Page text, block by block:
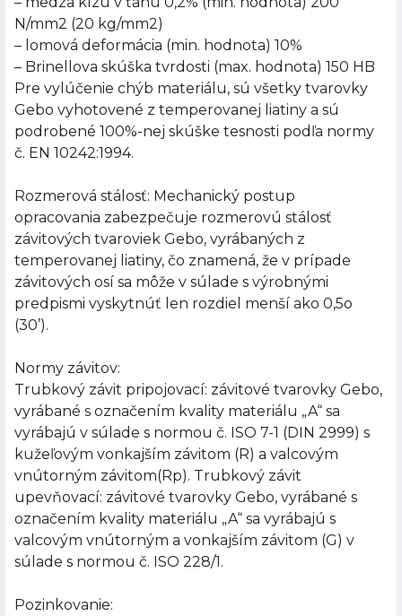
N/mm2 (20 kg/mm2)
– lomová deformácia (min. hodnota) 10%
– Brinellova skúška tvrdosti (max. hodnota) 150 HB
Pre vylúčenie chýb materiálu, sú všetky tvarovky
Gebo vyhotovené z temperovanej liatiny a sú
podrobené 100%-nej skúške tesnosti podľa normy
č. EN 10242:1994.
Rozmerová stálosť: Mechanický postup
opracovania zabezpečuje rozmerovú stálosť
závitových tvaroviek Gebo, vyrábaných z
temperovanej liatiny, čo znamená, že v prípade
závitových osí sa môže v súlade s výrobnými
predpismi vyskytnúť len rozdiel menší ako 0,5o
(30’).
Normy závitov:
Trubkový závit pripojovací: závitové tvarovky Gebo,
vyrábané s označením kvality materiálu „A“ sa
vyrábajú v súlade s normou č. ISO 7-1 (DIN 2999) s
kužeľovým vonkajším závitom (R) a valcovým
vnútorným závitom(Rp). Trubkový závit
upevňovací: závitové tvarovky Gebo, vyrábané s
označením kvality materiálu „A“ sa vyrábajú s
valcovým vnútorným a vonkajším závitom (G) v
súlade s normou č. ISO 228/1.
Pozinkovanie: